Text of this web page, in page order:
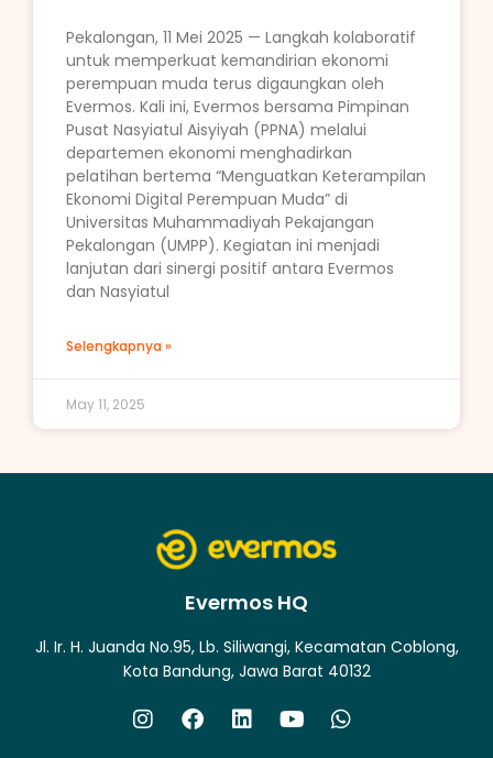
Pekalongan, 11 Mei 2025 — Langkah kolaboratif
untuk memperkuat kemandirian ekonomi
perempuan muda terus digaungkan oleh
Evermos. Kali ini, Evermos bersama Pimpinan
Pusat Nasyiatul Aisyiyah (PPNA) melalui
departemen ekonomi menghadirkan
pelatihan bertema “Menguatkan Keterampilan
Ekonomi Digital Perempuan Muda” di
Universitas Muhammadiyah Pekajangan
Pekalongan (UMPP). Kegiatan ini menjadi
lanjutan dari sinergi positif antara Evermos
dan Nasyiatul
Selengkapnya »
May 11, 2025
Evermos HQ
Jl. Ir. H. Juanda No.95, Lb. Siliwangi, Kecamatan Coblong,
Kota Bandung, Jawa Barat 40132